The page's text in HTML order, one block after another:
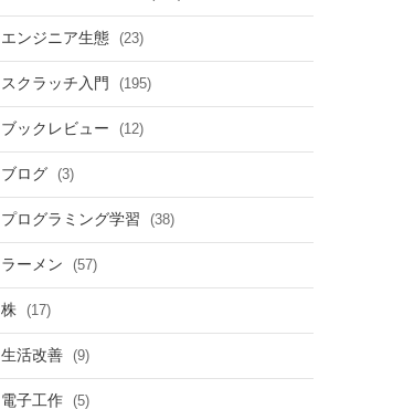
エンジニア生態 (23)
スクラッチ入門 (195)
ブックレビュー (12)
ブログ (3)
プログラミング学習 (38)
ラーメン (57)
株 (17)
生活改善 (9)
電子工作 (5)